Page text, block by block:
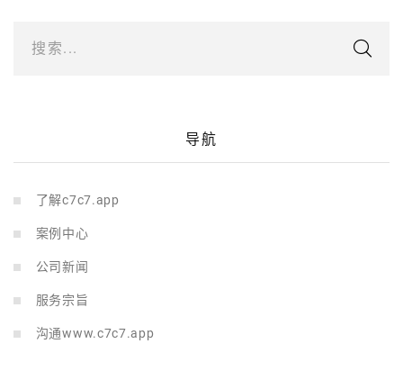
搜索...
导航
了解c7c7.app
案例中心
公司新闻
服务宗旨
沟通www.c7c7.app